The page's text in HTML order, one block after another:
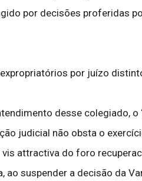
por decisões proferidas
por juízo
desse colegiado,
judicial não obsta o
attractiva do foro
suspender a decisão da